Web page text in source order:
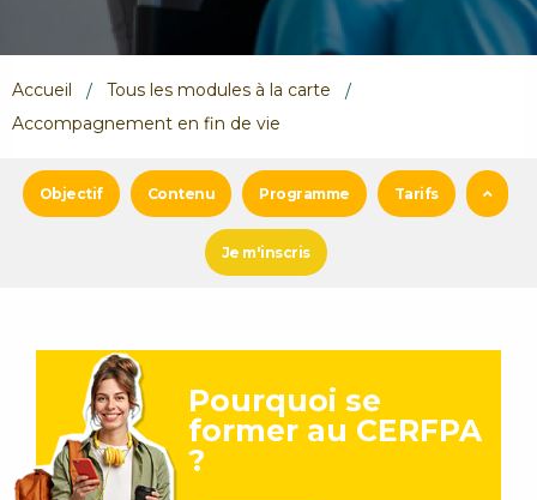
Accueil
Tous les modules à la carte
Accompagnement en fin de vie
Objectif Contenu Programme Tarifs
Je m'inscris
Pourquoi se
former au CERFPA
?